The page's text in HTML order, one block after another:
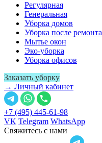
Регулярная
Генеральная
Уборка домов
Уборка после ремонта
Мытье окон
Эко-уборка
Уборка офисов
Заказать уборку
→ Личный кабинет
+7 (495) 445-61-98
VK Telegram WhatsApp
Свяжитесь с нами